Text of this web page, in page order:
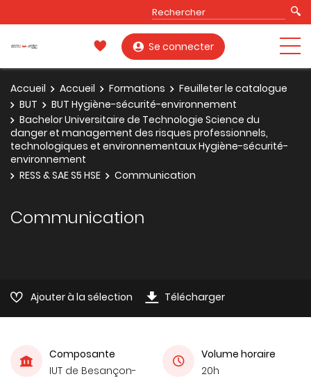
Se connecter
Accueil Accueil Formations
Feuilleter le catalogue
BUT
BUT Hygiène-sécurité-environnement
Bachelor Universitaire de Technologie Science du
danger et management des risques professionnels,
technologiques et environnementaux Hygiène-sécurité-
environnement
RESS & SAE S5 HSE
Communication
Communication
Ajouter à la sélection Télécharger
Composante
IUT de Besançon-
Volume horaire
20h